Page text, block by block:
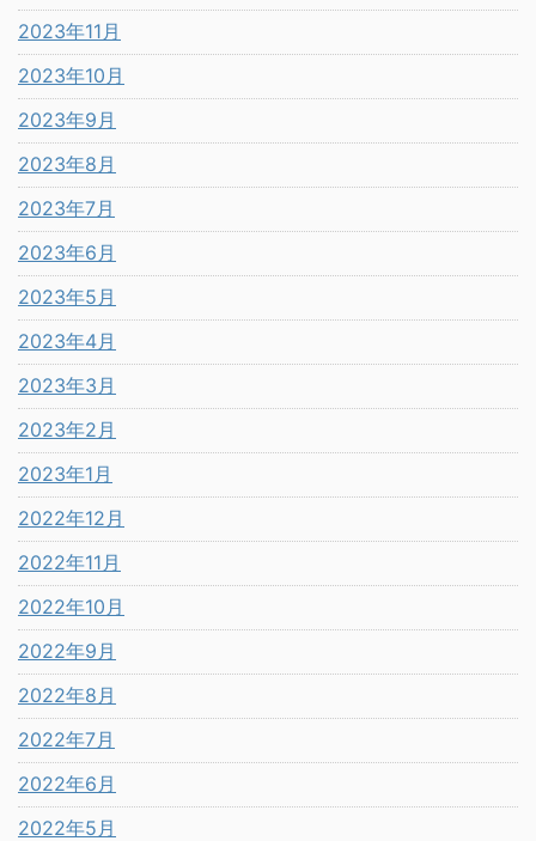
2023年11月
2023年10月
2023年9月
2023年8月
2023年7月
2023年6月
2023年5月
2023年4月
2023年3月
2023年2月
2023年1月
2022年12月
2022年11月
2022年10月
2022年9月
2022年8月
2022年7月
2022年6月
2022年5月